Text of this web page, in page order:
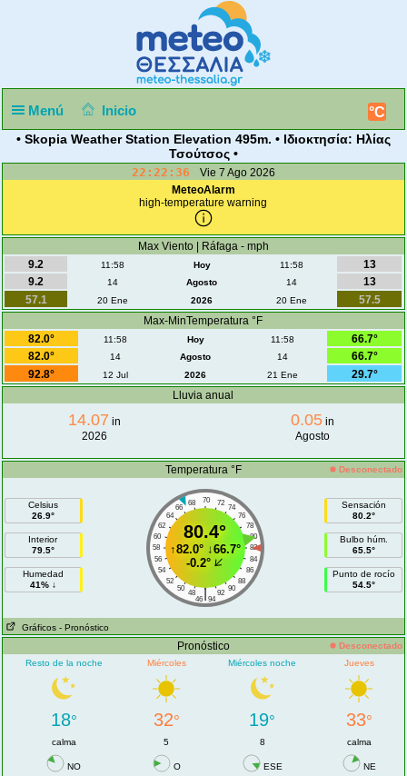
Menú Inicio °C
• Skopia Weather Station Elevation 495m. • Ιδιοκτησία: Ηλίας
Τσούτσος •
22:22:36
Vie 7 Ago 2026
MeteoAlarm
high-temperature warning
Max Viento | Ráfaga - mph
9.2
11:58 Hoy 11:58
13
9.2
14 Agosto 14
13
57.1
20 Ene 2026 20 Ene
57.5
Max-MinTemperatura °F
82.0°
11:58 Hoy 11:58
66.7°
82.0°
14 Agosto 14
66.7°
92.8°
12 Jul 2026 21 Ene
29.7°
Lluvia anual
14.07 in
2026
0.05in
Agosto
Temperatura °F Desconectado
Celsius
26.9°
Interior
79.5°
Humedad
41% ↓
70
68 72
66
74
64
76
62
78
60
80
58
82
56
84
54
86
52
88
50
90
48 92
|
46 94
80.4°
↑82.0°↓66.7°
-0.2°
Sensación
80.2°
Bulbo húm.
65.5°
Punto de rocío
54.5°
Gráficos - Pronóstico
Pronóstico
Desconectado
Resto de la noche
Miércoles Miércoles noche Jueves
18° 32° 19° 33°
calma 5 8 calma
NO O ESE
NE